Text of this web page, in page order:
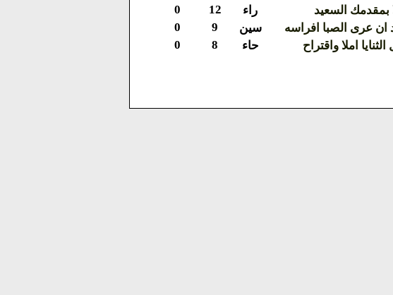
بمقدمك السعيد راء 12
0
ان عرى الصبا افراسه سين 9
0
الثنايا املا واقتراح حاء 8
0